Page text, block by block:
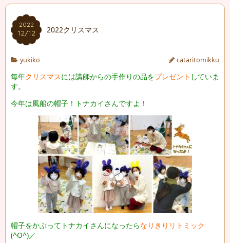
2022
12/12 2022クリスマス
yukiko cataritomikku
毎年クリスマスには講師からの手作りの品をプレゼント していま
す。
今年は風船の帽子！ トナカイさんですよ！
帽子をかぶってトナカイさんになったらなりきりリトミック
(^O^)／